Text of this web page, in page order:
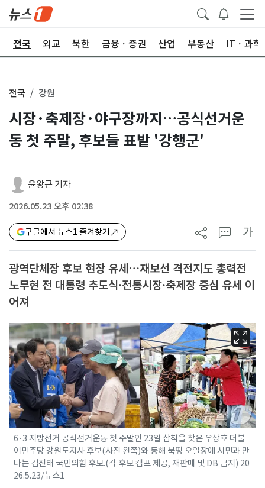
전국 외교 북한 금융ㆍ증권 산업 부동산 ITㆍ과학
전국 강원
시장·축제장·야구장까지…공식선거운
동 첫 주말, 후보들 표밭 '강행군'
윤왕근 기자
2026.05.23 오후 02:38
구글에서 뉴스1 즐겨찾기 가
광역단체장 후보 현장 유세…재보선 격전지도 총력전
노무현 전 대통령 추도식·전통시장·축제장 중심 유세 이
어져
6·3 지방선거 공식선거운동 첫 주말인 23일 삼척을 찾은 우상호 더불
어민주당 강원도지사 후보(사진 왼쪽)와 동해 북평 오일장에 시민과 만
나는 김진태 국민의힘 후보.(각 후보 캠프 제공, 재판매 및 DB 금지) 20
26.5.23/뉴스1